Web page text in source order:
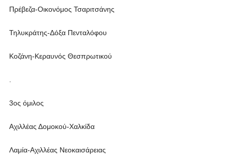
Πρέβεζα-Οικονόμος Τσαριτσάνης
Τηλυκράτης-Δόξα Πενταλόφου
Κοζάνη-Κεραυνός Θεσπρωτικού
3ος όμιλος
Αχιλλέας Δομοκού-Χαλκίδα
Λαμία-Αχιλλέας Νεοκαισάρειας